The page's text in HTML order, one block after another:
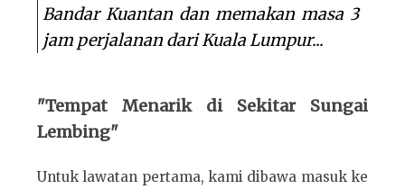
Bandar Kuantan dan memakan masa 3
jam perjalanan dari Kuala Lumpur...
"Tempat Menarik di Sekitar Sungai
Lembing"
Untuk lawatan pertama, kami dibawa masuk ke